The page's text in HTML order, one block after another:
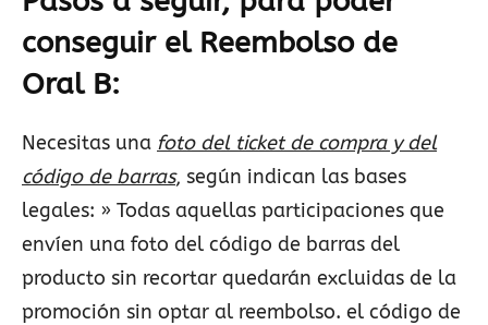
conseguir el Reembolso de
Oral B:
Necesitas una foto del ticket de compra y del
código de barras, según indican las bases
legales: » Todas aquellas participaciones que
envíen una foto del código de barras del
producto sin recortar quedarán excluidas de la
promoción sin optar al reembolso. el código de